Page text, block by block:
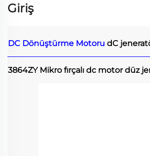
Giriş
DC Dönüştürme Motoru dC
3864ZY Mikro fırçalı dc motor düz